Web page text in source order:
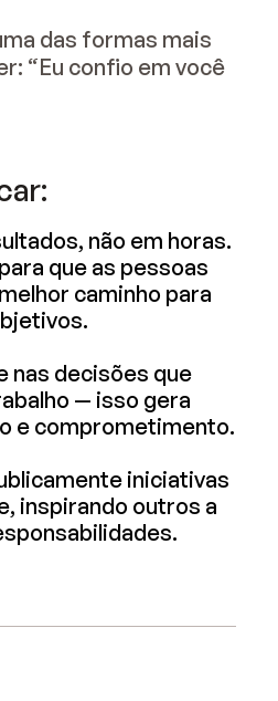
das formas mais
“Eu confio em você
não em horas.
que as pessoas
caminho para
nas decisões que
— isso gera
e comprometimento.
iniciativas
inspirando outros a